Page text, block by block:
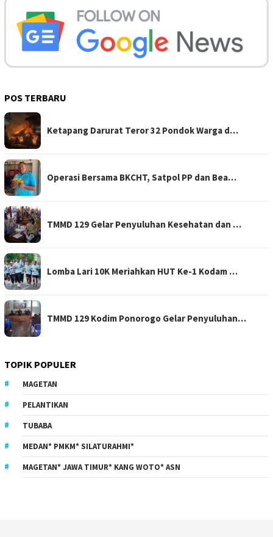
POS TERBARU
Ketapang Darurat Teror 32 Pondok Warga d…
Operasi Bersama BKCHT, Satpol PP dan Bea…
TMMD 129 Gelar Penyuluhan Kesehatan dan …
Lomba Lari 10K Meriahkan HUT Ke-1 Kodam …
TMMD 129 Kodim Ponorogo Gelar Penyuluhan…
TOPIK POPULER
MAGETAN
PELANTIKAN
TUBABA
MEDAN* PMKM* SILATURAHMI*
MAGETAN* JAWA TIMUR* KANG WOTO* ASN